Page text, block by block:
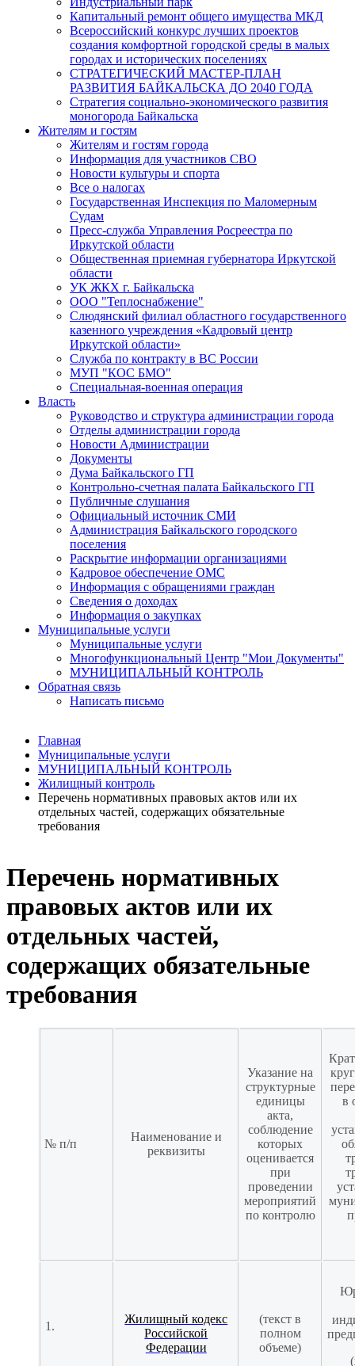
Перечень нормативных
правовых актов или их
отдельных частей,
содержащих обязательные
требования
№ п/п
Наименование и
реквизиты
Указание на
структурные
единицы
акта,
соблюдение
которых
оценивается
при
проведении
мероприятий
по контролю
в
1.
Жилищный кодекс
Российской
Федерации
(текст в
полном
объеме)
Капитальный ремонт общего имущества МКД
Всероссийский конкурс лучших проектов
создания комфортной городской среды в малых
городах и исторических поселениях
СТРАТЕГИЧЕСКИЙ МАСТЕР-ПЛАН
РАЗВИТИЯ БАЙКАЛЬСКА ДО 2040 ГОДА
Стратегия социально-экономического развития
моногорода Байкальска
Жителям и гостям
Жителям и гостям города
Информация для участников СВО
Новости культуры и спорта
Все о налогах
Государственная Инспекция по Маломерным
Судам
Пресс-служба Управления Росреестра по
Иркутской области
Общественная приемная губернатора Иркутской
области
УК ЖКХ г. Байкальска
ООО "Теплоснабжение"
Слюдянский филиал областного государственного
казенного учреждения «Кадровый центр
Иркутской области»
Служба по контракту в ВС России
МУП "КОС БМО"
Специальная-военная операция
Власть
Руководство и структура администрации города
Отделы администрации города
Новости Администрации
Документы
Дума Байкальского ГП
Контрольно-счетная палата Байкальского ГП
Публичные слушания
Официальный источник СМИ
Администрация Байкальского городского
поселения
Раскрытие информации организациями
Кадровое обеспечение ОМС
Информация с обращениями граждан
Сведения о доходах
Информация о закупках
Муниципальные услуги
Муниципальные услуги
Многофункциональный Центр "Мои Документы"
МУНИЦИПАЛЬНЫЙ КОНТРОЛЬ
Обратная связь
Написать письмо
Главная
Муниципальные услуги
МУНИЦИПАЛЬНЫЙ КОНТРОЛЬ
Жилищный контроль
Перечень нормативных правовых актов или их
отдельных частей, содержащих обязательные
требования